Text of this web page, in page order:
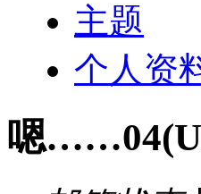
主题
个人资
嗯……04